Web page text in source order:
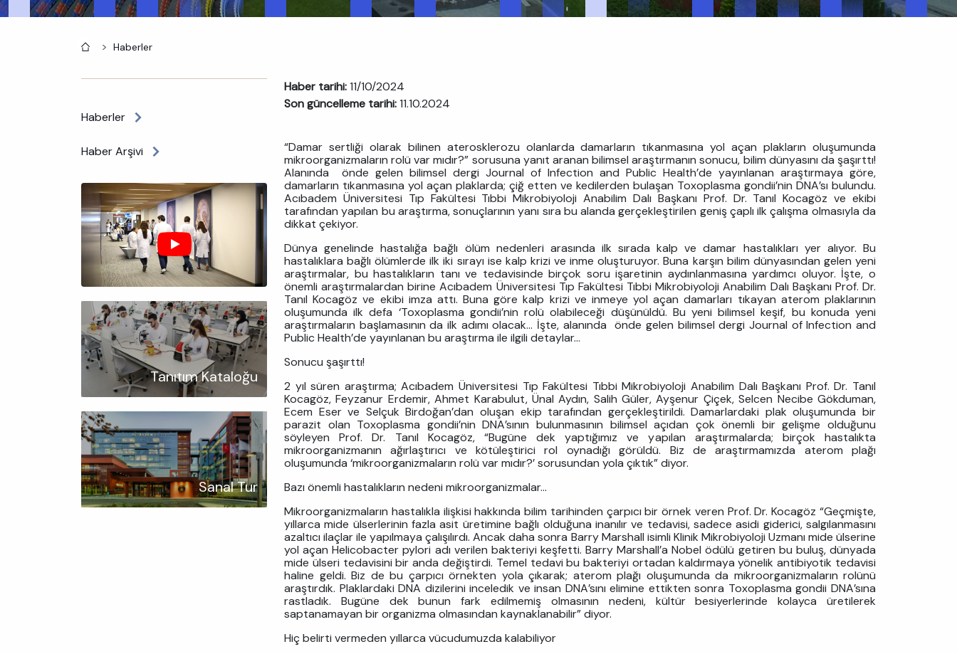
AnasayfaHaberler
Haberler
Haber Arşivi
Tanıtım Kataloğu
Sanal Tur
Haber tarihi:11/10/2024
Son güncelleme tarihi:11.10.2024
“Damar sertliği olarak bilinen aterosklerozu olanlarda damarların tıkanmasına yol açan plakların oluşumunda
mikroorganizmaların rolü var mıdır?” sorusuna yanıt aranan bilimsel araştırmanın sonucu, bilim dünyasını da şaşırttı!
Alanında önde gelen bilimsel dergi Journal of Infection and Public Health’de yayınlanan araştırmaya göre,
damarların tıkanmasına yol açan plaklarda; çiğ etten ve kedilerden bulaşan Toxoplasma gondii’nin DNA’sı bulundu.
Acıbadem Üniversitesi Tıp Fakültesi Tıbbi Mikrobiyoloji Anabilim Dalı Başkanı Prof. Dr. Tanıl Kocagöz ve ekibi
tarafından yapılan bu araştırma, sonuçlarının yanı sıra bu alanda gerçekleştirilen geniş çaplı ilk çalışma olmasıyla da
dikkat çekiyor.
Dünya genelinde hastalığa bağlı ölüm nedenleri arasında ilk sırada kalp ve damar hastalıkları yer alıyor. Bu
hastalıklara bağlı ölümlerde ilk iki sırayı ise kalp krizi ve inme oluşturuyor. Buna karşın bilim dünyasından gelen yeni
araştırmalar, bu hastalıkların tanı ve tedavisinde birçok soru işaretinin aydınlanmasına yardımcı oluyor. İşte, o
önemli araştırmalardan birine Acıbadem Üniversitesi Tıp Fakültesi Tıbbi Mikrobiyoloji Anabilim Dalı Başkanı Prof. Dr.
Tanıl Kocagöz ve ekibi imza attı. Buna göre kalp krizi ve inmeye yol açan damarları tıkayan aterom plaklarının
oluşumunda ilk defa ‘Toxoplasma gondii’nin rolü olabileceği düşünüldü. Bu yeni bilimsel keşif, bu konuda yeni
araştırmaların başlamasının da ilk adımı olacak… İşte, alanında önde gelen bilimsel dergi Journal of Infection and
Public Health’de yayınlanan bu araştırma ile ilgili detaylar…
Sonucu şaşırttı!
2 yıl süren araştırma; Acıbadem Üniversitesi Tıp Fakültesi Tıbbi Mikrobiyoloji Anabilim Dalı Başkanı Prof. Dr. Tanıl
Kocagöz, Feyzanur Erdemir, Ahmet Karabulut, Ünal Aydın, Salih Güler, Ayşenur Çiçek, Selcen Necibe Gökduman,
Ecem Eser ve Selçuk Birdoğan’dan oluşan ekip tarafından gerçekleştirildi. Damarlardaki plak oluşumunda bir
parazit olan Toxoplasma gondii’nin DNA’sının bulunmasının bilimsel açıdan çok önemli bir gelişme olduğunu
söyleyen Prof. Dr. Tanıl Kocagöz, “Bugüne dek yaptığımız ve yapılan araştırmalarda; birçok hastalıkta
mikroorganizmanın ağırlaştırıcı ve kötüleştirici rol oynadığı görüldü. Biz de araştırmamızda aterom plağı
oluşumunda ‘mikroorganizmaların rolü var mıdır?’ sorusundan yola çıktık” diyor.
Bazı önemli hastalıkların nedeni mikroorganizmalar…
Mikroorganizmaların hastalıkla ilişkisi hakkında bilim tarihinden çarpıcı bir örnek veren Prof. Dr. Kocagöz “Geçmişte,
yıllarca mide ülserlerinin fazla asit üretimine bağlı olduğuna inanılır ve tedavisi, sadece asidi giderici, salgılanmasını
azaltıcı ilaçlar ile yapılmaya çalışılırdı. Ancak daha sonra Barry Marshall isimli Klinik Mikrobiyoloji Uzmanı mide ülserine
yol açan Helicobacter pylori adı verilen bakteriyi keşfetti. Barry Marshall’a Nobel ödülü getiren bu buluş, dünyada
mide ülseri tedavisini bir anda değiştirdi. Temel tedavi bu bakteriyi ortadan kaldırmaya yönelik antibiyotik tedavisi
haline geldi. Biz de bu çarpıcı örnekten yola çıkarak; aterom plağı oluşumunda da mikroorganizmaların rolünü
araştırdık. Plaklardaki DNA dizilerini inceledik ve insan DNA’sını elimine ettikten sonra Toxoplasma gondii DNA’sına
rastladık. Bugüne dek bunun fark edilmemiş olmasının nedeni, kültür besiyerlerinde kolayca üretilerek
saptanamayan bir organizma olmasından kaynaklanabilir” diyor.
Hiç belirti vermeden yıllarca vücudumuzda kalabiliyor